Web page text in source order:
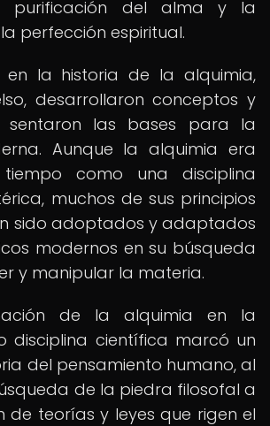
purificación del alma y la
perfección espiritual.
en la historia de la alquimia,
desarrollaron conceptos y
sentaron las bases para la
Aunque la alquimia era
como una disciplina
muchos de sus principios
sido adoptados y adaptados
modernos en su búsqueda
y manipular la materia.
de la alquimia en la
disciplina científica marcó un
del pensamiento humano, al
de la piedra filosofal a
de teorías y leyes que rigen el